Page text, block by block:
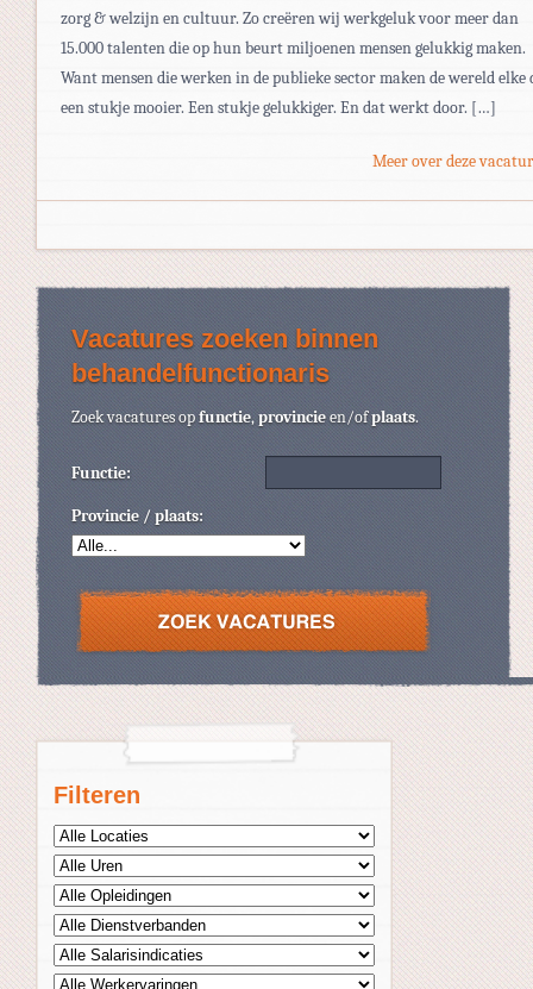
Filteren
zorg & welzijn en cultuur. Zo creëren wij werkgeluk voor meer dan
15.000 talenten die op hun beurt miljoenen mensen gelukkig maken.
Want mensen die werken in de publieke sector maken de wereld elke
een stukje mooier. Een stukje gelukkiger. En dat werkt door. […]
Meer over deze
Vacatures zoeken binnen
behandelfunctionaris
Zoek vacatures opfunctie,provincieen/ofplaats.
Functie:
Provincie / plaats: